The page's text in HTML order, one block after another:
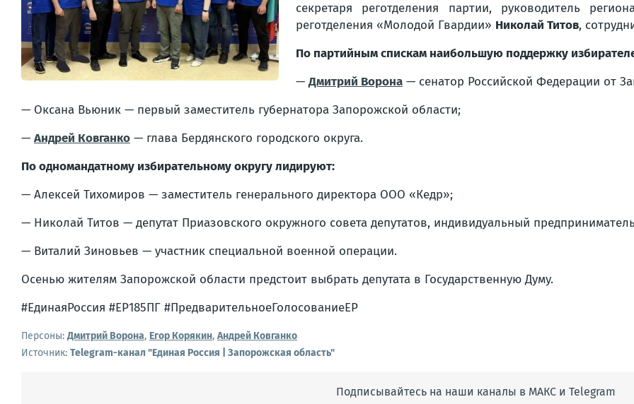
секретаря реготделения партии, руководитель
реготделения «Молодой Гвардии» Николай Титов,
По партийным спискам наибольшую поддержку
—Дмитрий Ворона — сенатор Российской Федерации от
— Оксана Вьюник — первый заместитель губернатора Запорожской области;
— Андрей Ковганко — глава Бердянского городского округа.
По одномандатному избирательному округу лидируют:
— Алексей Тихомиров — заместитель генерального директора ООО «Кедр»;
— Николай Титов — депутат Приазовского окружного совета депутатов, индивидуальный
— Виталий Зиновьев — участник специальной военной операции.
Осенью жителям Запорожской области предстоит выбрать депутата в Государственную Думу.
#ЕдинаяРоссия #ЕР185ПГ #ПредварительноеГолосованиеЕР
Персоны: Дмитрий Ворона, Егор Корякин, Андрей Ковганко
Источник: Telegram-канал "Единая Россия | Запорожская область"
Подписывайтесь на наши каналы в МАКС и Telegram